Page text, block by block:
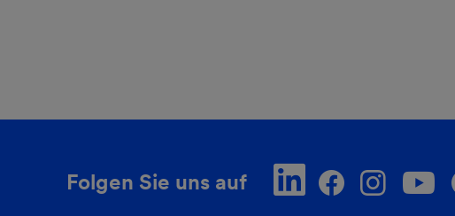
Folgen Sie uns auf